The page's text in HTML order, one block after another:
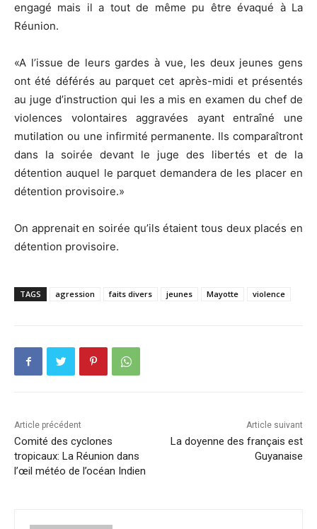
engagé mais il a tout de même pu être évaqué à La
Réunion.
«A l’issue de leurs gardes à vue, les deux jeunes gens
ont été déférés au parquet cet après-midi et présentés
au juge d’instruction qui les a mis en examen du chef de
violences volontaires aggravées ayant entraîné une
mutilation ou une infirmité permanente. Ils comparaîtront
dans la soirée devant le juge des libertés et de la
détention auquel le parquet demandera de les placer en
détention provisoire.»
On apprenait en soirée qu’ils étaient tous deux placés en
détention provisoire.
TAGS agression faits divers jeunes Mayotte violence
Article précédent
Comité des cyclones
tropicaux: La Réunion dans
l’œil météo de l’océan Indien
Article suivant
La doyenne des français est
Guyanaise